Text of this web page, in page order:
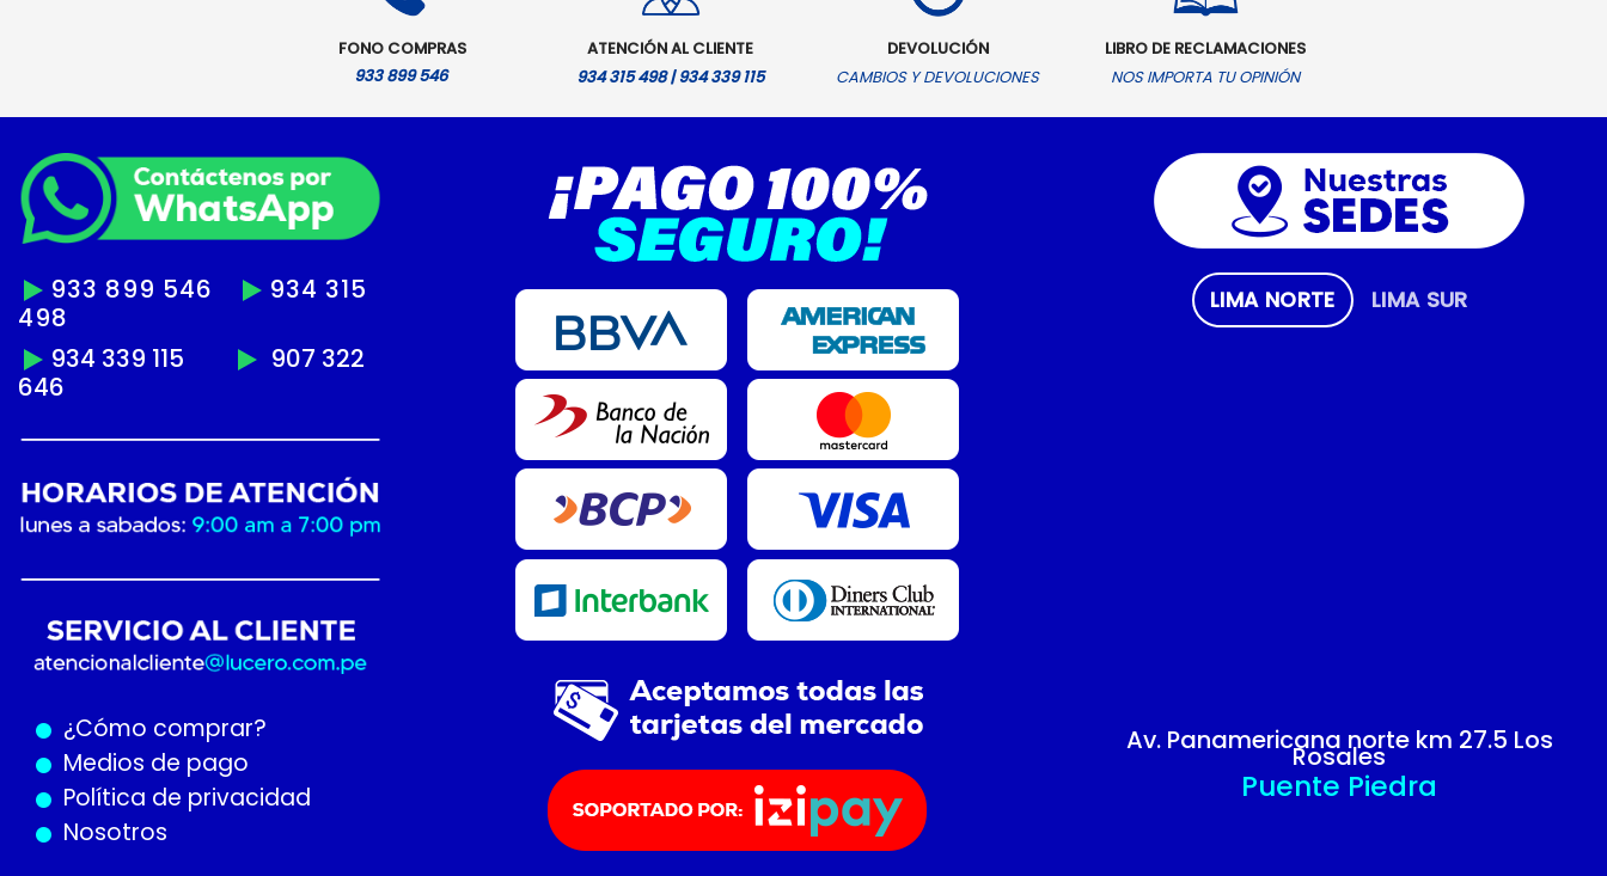
FONO COMPRAS
933 899 546
ATENCIÓN AL CLIENTE
934 315 498 | 934 339 115
DEVOLUCIÓN
CAMBIOS Y DEVOLUCIONES
LIBRO DE RECLAMACIONES
NOS IMPORTA TU OPINIÓN
933 899 546
934 315
498
934 339 115
907 322
646
¿Cómo comprar?
Medios de pago
Política de privacidad
Nosotros
LIMA NORTE LIMA SUR
Av. Panamericana norte km 27.5 Los
Rosales
Puente Piedra